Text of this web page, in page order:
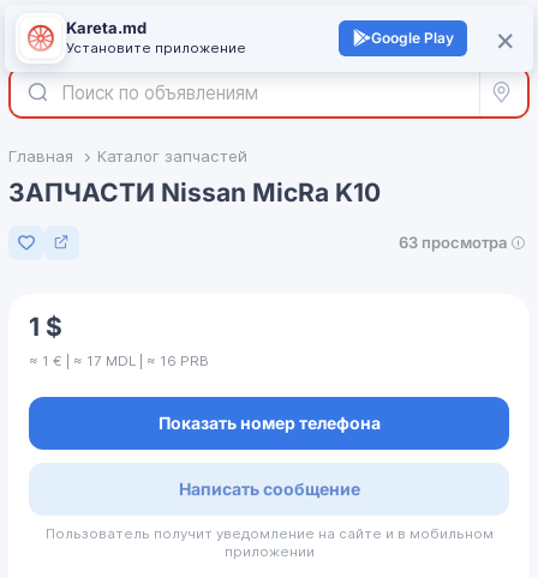
Войти +
Все
Главная Каталог запчастей
ЗАПЧАСТИ Nissan MicRa K10
Добавить в избранное
63 просмотра
1 $
≈ 1 € | ≈ 17 MDL | ≈ 16 PRB
Показать номер телефона
Написать сообщение
Пользователь получит уведомление на сайте и в мобильном
приложении
×
Kareta.md
Установите приложение
Google Play